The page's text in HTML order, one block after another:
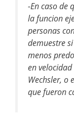
-En caso de
la funcion
personas
demuestre
menos
en
Wechsler, o
que fueron